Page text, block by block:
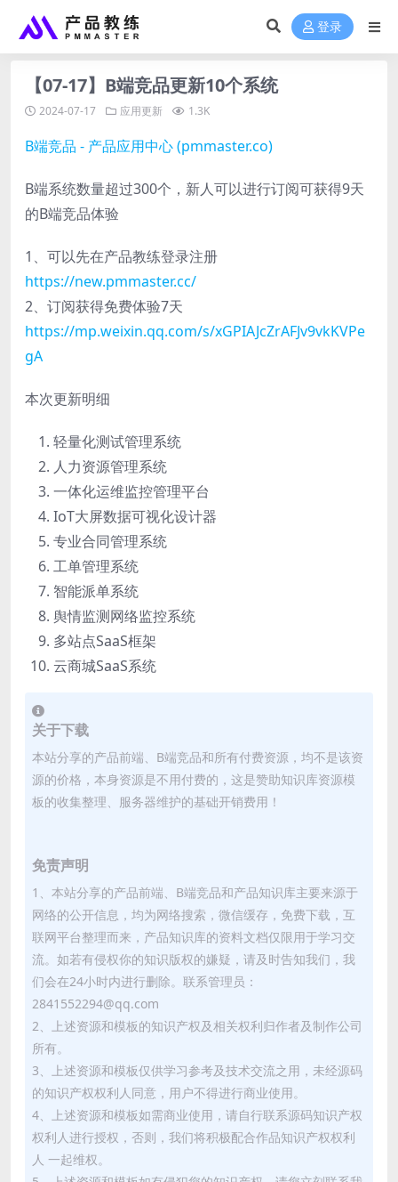
登录
【07-17】B端竞品更新10个系统
2024-07-17 应用更新 1.3K
B端竞品 - 产品应用中心 (pmmaster.co)
B端系统数量超过300个，新人可以进行订阅可获得9天
的B端竞品体验
1、可以先在产品教练登录注册
https://new.pmmaster.cc/
2、订阅获得免费体验7天
https://mp.weixin.qq.com/s/xGPIAJcZrAFJv9vkKVPe
gA
本次更新明细
轻量化测试管理系统
人力资源管理系统
一体化运维监控管理平台
IoT大屏数据可视化设计器
专业合同管理系统
工单管理系统
智能派单系统
舆情监测网络监控系统
多站点SaaS框架
云商城SaaS系统
关于下载
本站分享的产品前端、B端竞品和所有付费资源，均不是该资
源的价格，本身资源是不用付费的，这是赞助知识库资源模
板的收集整理、服务器维护的基础开销费用！
免责声明
1、本站分享的产品前端、B端竞品和产品知识库主要来源于
网络的公开信息，均为网络搜索，微信缓存，免费下载，互
联网平台整理而来，产品知识库的资料文档仅限用于学习交
流。如若有侵权你的知识版权的嫌疑，请及时告知我们，我
们会在24小时内进行删除。联系管理员：
2841552294@qq.com
2、上述资源和模板的知识产权及相关权利归作者及制作公司
所有。
3、上述资源和模板仅供学习参考及技术交流之用，未经源码
的知识产权权利人同意，用户不得进行商业使用。
4、上述资源和模板如需商业使用，请自行联系源码知识产权
权利人进行授权，否则，我们将积极配合作品知识产权权利
人 一起维权。